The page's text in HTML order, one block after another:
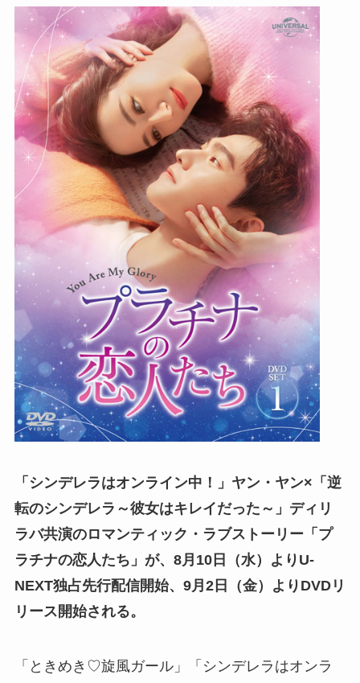
「シンデレラはオンライン中！」ヤン・ヤン×「逆
転のシンデレラ～彼女はキレイだった～」ディリ
ラバ共演のロマンティック・ラブストーリー「プ
ラチナの恋人たち」が、8月10日（水）よりU-
NEXT独占先行配信開始、9月2日（金）よりDVDリ
リース開始される。
「ときめき♡旋風ガール」「シンデレラはオンラ